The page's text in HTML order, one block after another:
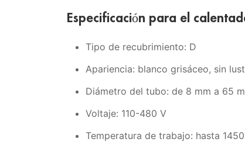
Especificación para el
Tipo de recubrimiento: D
Apariencia: blanco grisáceo, sin
Diámetro del tubo: de 8 mm a 65
Voltaje: 110-480 V
Temperatura de trabajo: hasta